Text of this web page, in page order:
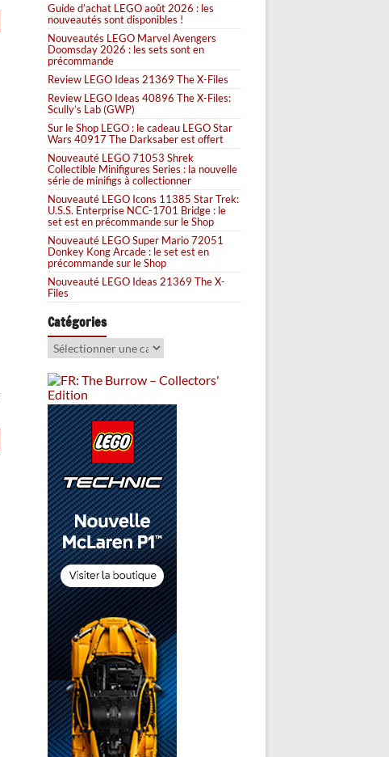
Guide d’achat LEGO août 2026 : les
nouveautés sont disponibles !
Nouveautés LEGO Marvel Avengers
Doomsday 2026 : les sets sont en
précommande
Review LEGO Ideas 21369 The X-Files
Review LEGO Ideas 40896 The X-Files:
Scully’s Lab (GWP)
Sur le Shop LEGO : le cadeau LEGO Star
Wars 40917 The Darksaber est offert
Nouveauté LEGO 71053 Shrek
Collectible Minifigures Series : la nouvelle
série de minifigs à collectionner
Nouveauté LEGO Icons 11385 Star Trek:
U.S.S. Enterprise NCC-1701 Bridge : le
set est en précommande sur le Shop
Nouveauté LEGO Super Mario 72051
Donkey Kong Arcade : le set est en
précommande sur le Shop
Nouveauté LEGO Ideas 21369 The X-
Files
Catégories
Catégories